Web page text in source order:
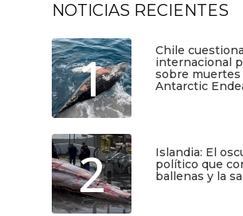
NOTICIAS RECIENTES
1
Chile
internacional
sobre muertes
Antarctic
2
Islandia: El
político que
ballenas y la
SITIO